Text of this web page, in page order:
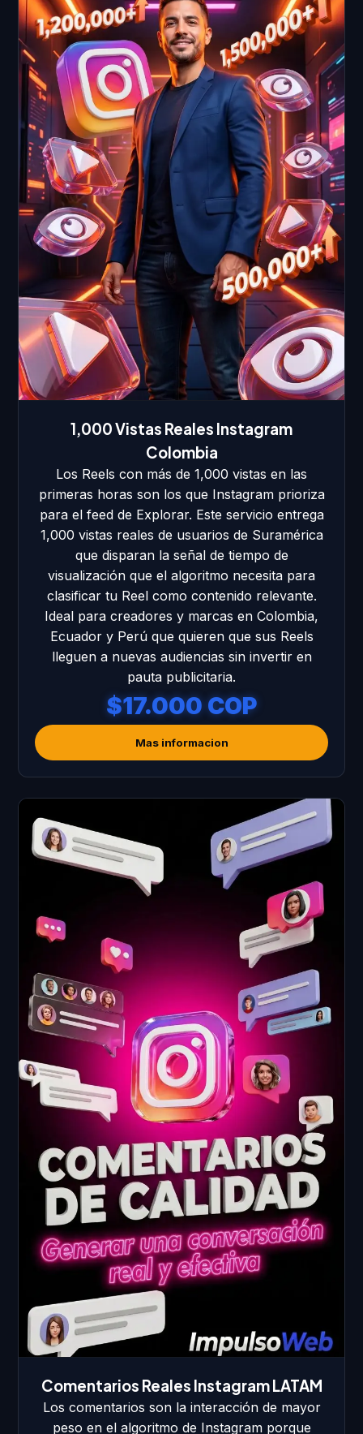
1,000 Vistas Reales Instagram
Colombia
Los Reels con más de 1,000 vistas en las
primeras horas son los que Instagram prioriza
para el feed de Explorar. Este servicio entrega
1,000 vistas reales de usuarios de Suramérica
que disparan la señal de tiempo de
visualización que el algoritmo necesita para
clasificar tu Reel como contenido relevante.
Ideal para creadores y marcas en Colombia,
Ecuador y Perú que quieren que sus Reels
lleguen a nuevas audiencias sin invertir en
pauta publicitaria.
$17.000 COP
Mas informacion
Comentarios Reales Instagram LATAM
Los comentarios son la interacción de mayor
peso en el algoritmo de Instagram porque